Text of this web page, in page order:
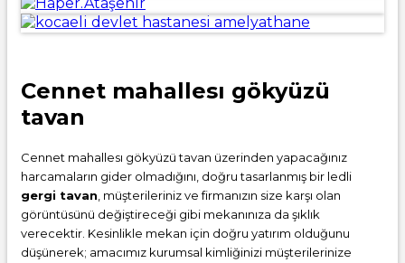
Cennet mahallesı gökyüzü
tavan
Cennet mahallesı gökyüzü tavan üzerinden yapacağınız
harcamaların gider olmadığını, doğru tasarlanmış bir ledli
gergi tavan , müşterileriniz ve firmanızın size karşı olan
görüntüsünü değiştireceği gibi mekanınıza da şıklık
verecektir. Kesinlikle mekan için doğru yatırım olduğunu
düşünerek; amacımız kurumsal kimliğinizi müşterilerinize